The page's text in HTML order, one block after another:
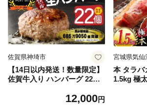
佐賀県神埼市
【14日以内発送！数量限定】
佐賀牛入り ハンバーグ 22個
毛和牛 ブランド牛 九州 ハン
12,000円
宮城県気仙
本 タラバ
1.5kg 極
6] カニ